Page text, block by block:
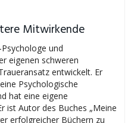
Mitwirkende
und
eigenen schweren
entwickelt. Er
Psychologische
hat eine eigene
ist Autor des Buches „Meine
erfolgreicher Büchern zu